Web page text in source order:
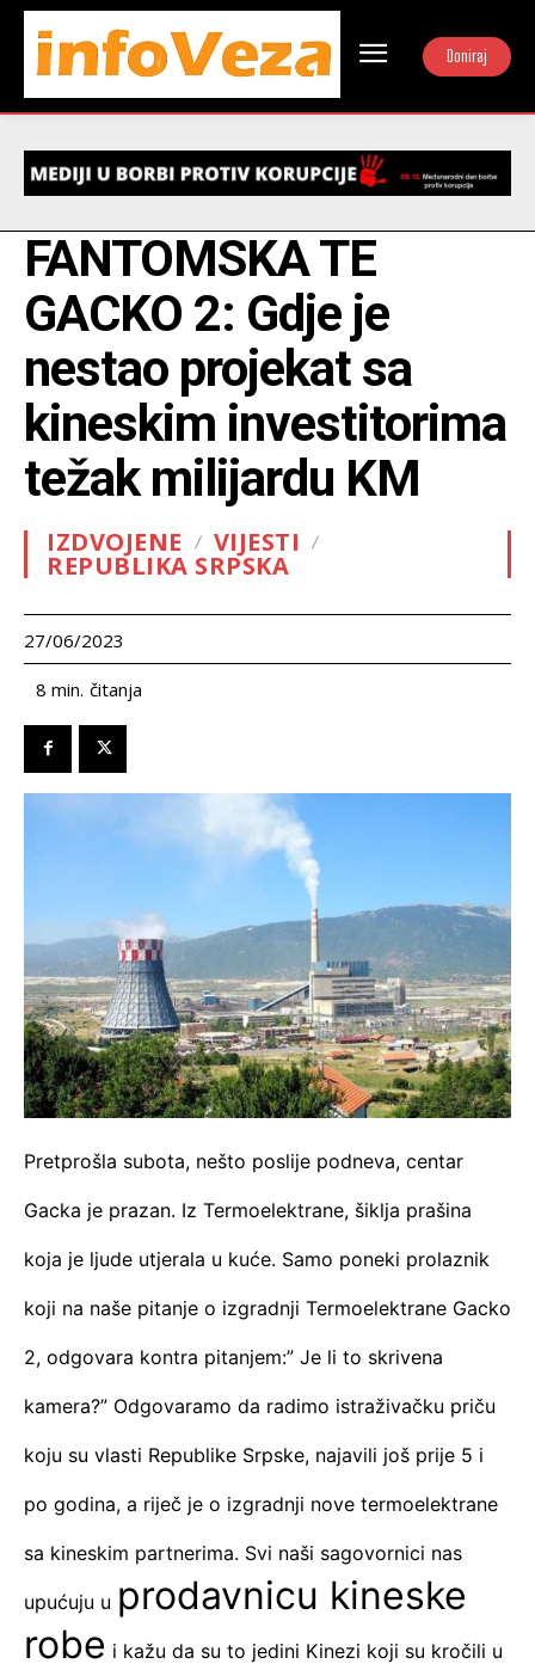
Doniraj
FANTOMSKA TE
GACKO 2: Gdje je
nestao projekat sa
kineskim investitorima
težak milijardu KM
IZDVOJENE VIJESTI
REPUBLIKA SRPSKA
27/06/2023
8 min. čitanja
Pretprošla subota, nešto poslije podneva, centar
Gacka je prazan. Iz Termoelektrane, šiklja prašina
koja je ljude utjerala u kuće. Samo poneki prolaznik
koji na naše pitanje o izgradnji Termoelektrane Gacko
2, odgovara kontra pitanjem:” Je li to skrivena
kamera?” Odgovaramo da radimo istraživačku priču
koju su vlasti Republike Srpske, najavili još prije 5 i
po godina, a riječ je o izgradnji nove termoelektrane
sa kineskim partnerima. Svi naši sagovornici nas
upućuju u prodavnicu kineske
robe i kažu da su to jedini Kinezi koji su kročili u